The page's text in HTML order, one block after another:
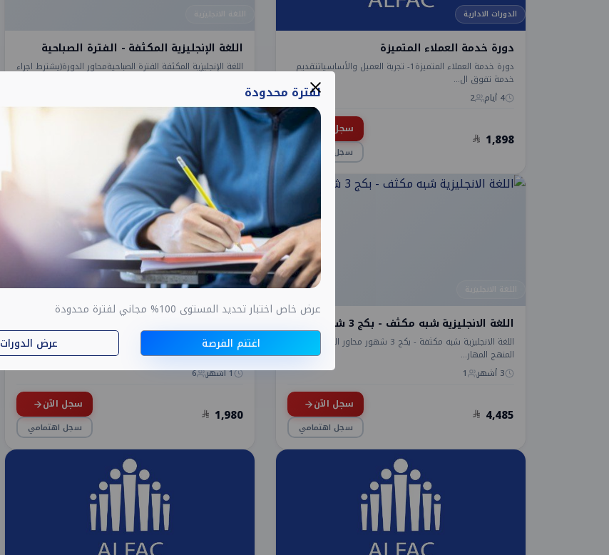
الدورات الادارية
دورة خدمة العملاء المتميزة
دورة خدمة العملاء المتميزة1- تجربة العميل والأساسياتتقديم
خدمة تفوق ال...
4 أيام
2
1,898
سجل الآن
سجل اهتمامي
اللغة الإنجليزية المكثفة - الفترة الصباحية
اللغة الإنجليزية المكثفة الفترة الصباحية محاور الدورة (يشترط اجراء
1,725
اللغة الانجليزية شبه مكثف - بكج 3 شهور
اللغة الانجليزية شبه مكثفة - بكج 3 شهور محاور الدورةيغطي
المنهج المهار...
3 أشهر
1
4,485
سجل الآن
سجل اهتمامي
اللغة الانجليزية
تهدف هذه الدورة إلى تنمية مهارات اللغة الإنجليزية لدى
الأطفال بطريقة م...
1 أشهر
6
1,980
سجل الآن
سجل اهتمامي
لفترة محدودة
عرض خاص اختبار تحديد المستوى 100% مجاني لفترة محدودة
اغتنم الفرصة
عرض الدورات